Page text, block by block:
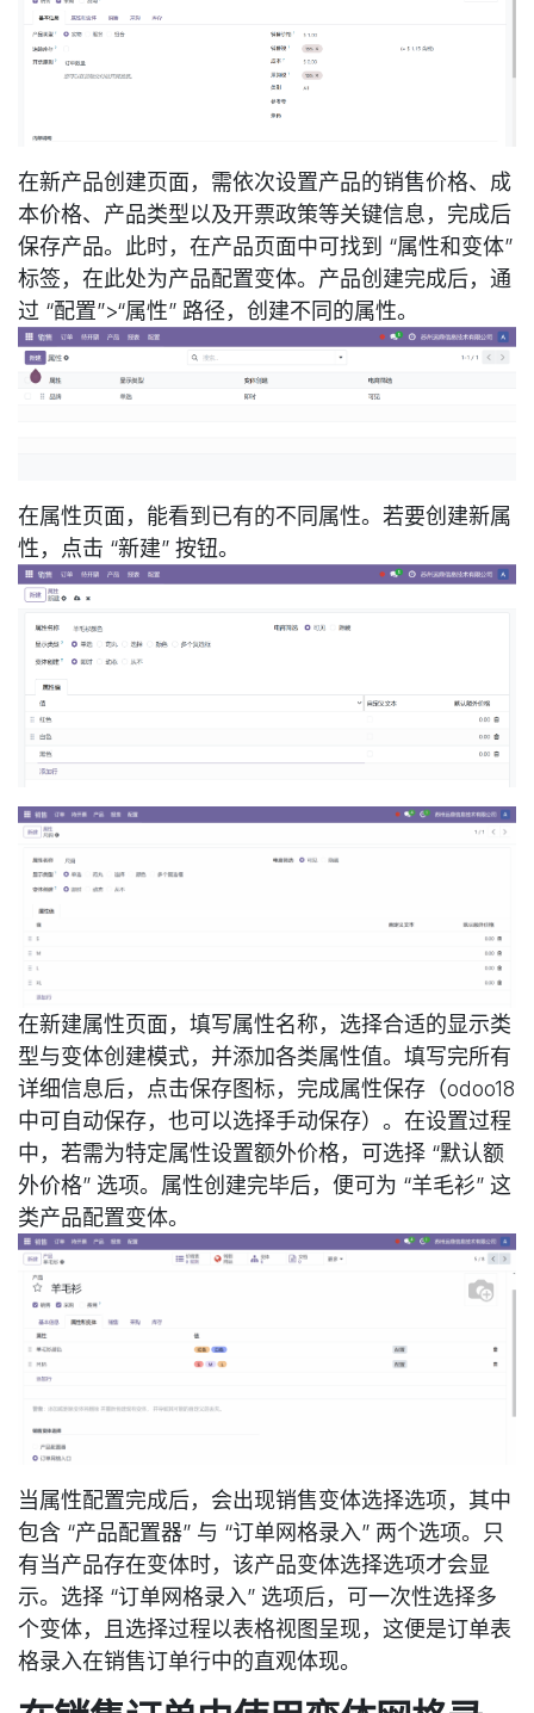
在新产品创建页面，需依次设置产品的销售价格、成
本价格、产品类型以及开票政策等关键信息，完成后
保存产品。此时，在产品页面中可找到 “属性和变体”
标签，在此处为产品配置变体。产品创建完成后，通
过 “配置”>“属性” 路径，创建不同的属性。
在属性页面，能看到已有的不同属性。若要创建新属
性，点击 “新建” 按钮。
在新建属性页面，填写属性名称，选择合适的显示类
型与变体创建模式，并添加各类属性值。填写完所有
详细信息后，点击保存图标，完成属性保存（odoo18
中可自动保存，也可以选择手动保存）。在设置过程
中，若需为特定属性设置额外价格，可选择 “默认额
外价格” 选项。属性创建完毕后，便可为 “羊毛衫” 这
类产品配置变体。
当属性配置完成后，会出现销售变体选择选项，其中
包含 “产品配置器” 与 “订单网格录入” 两个选项。只
有当产品存在变体时，该产品变体选择选项才会显
示。选择 “订单网格录入” 选项后，可一次性选择多
个变体，且选择过程以表格视图呈现，这便是订单表
格录入在销售订单行中的直观体现。